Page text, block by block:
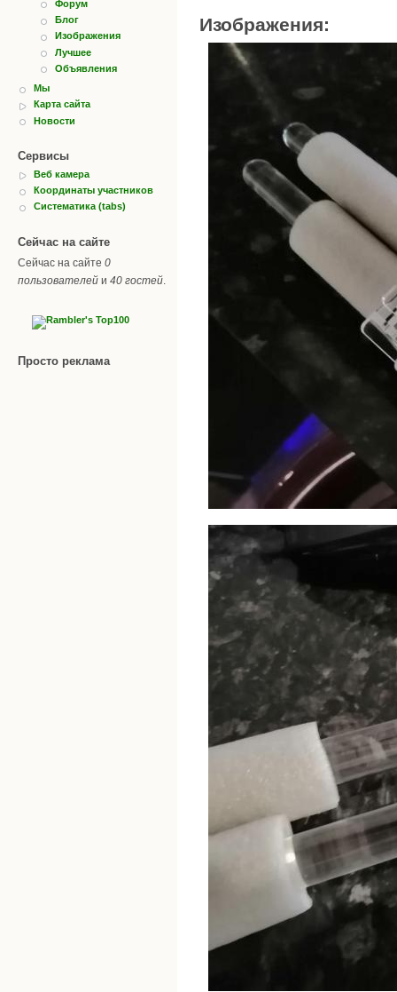
Форум
Блог
Изображения
Лучшее
Объявления
Мы
Карта сайта
Новости
Сервисы
Веб камера
Координаты участников
Систематика (tabs)
Сейчас на сайте
Сейчас на сайте 0
пользователей и 40 гостей
Просто реклама
Изображения: